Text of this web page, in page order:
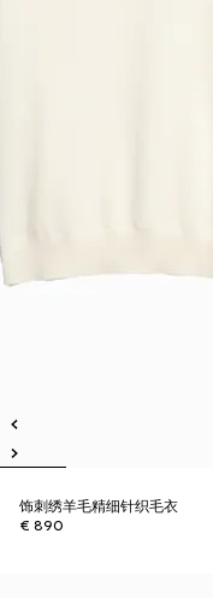
饰刺绣羊毛精细针织毛衣
€ 890